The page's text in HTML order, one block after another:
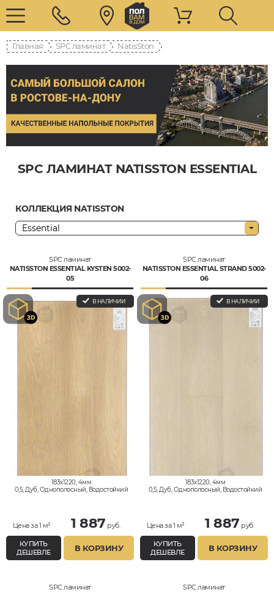
Главная SPC ламинат NatisSton
SPC ЛАМИНАТ NATISSTON ESSENTIAL
КОЛЛЕКЦИЯ NATISSTON
SPC ламинат
NATISSTON ESSENTIAL KYSTEN 5002-
05
В НАЛИЧИИ
183x1220, 4мм
0,5, Дуб, Однополосный, Водостойкий
Цена за 1 м² 1 887 руб.
КУПИТЬ
ДЕШЕВЛЕ
В КОРЗИНУ
SPC ламинат
NATISSTON ESSENTIAL STRAND 5002-
06
В НАЛИЧИИ
183x1220, 4мм
0,5, Дуб, Однополосный, Водостойкий
Цена за 1 м² 1 887 руб.
КУПИТЬ
ДЕШЕВЛЕ
В КОРЗИНУ
SPC ламинат
SPC ламинат